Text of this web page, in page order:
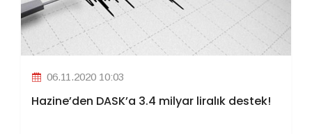
06.11.2020 10:03
Hazine’den DASK’a 3.4 milyar liralık destek!